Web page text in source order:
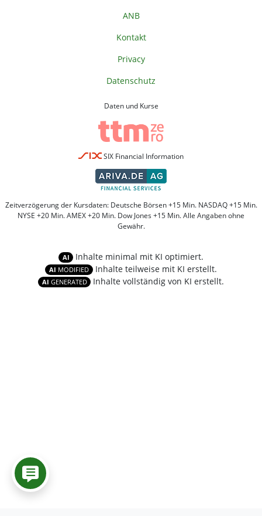
ANB
Kontakt
Privacy
Datenschutz
Daten und Kurse
SIX Financial Information
Zeitverzögerung der Kursdaten: Deutsche Börsen +15 Min. NASDAQ +15 Min.
NYSE +20 Min. AMEX +20 Min. Dow Jones +15 Min. Alle Angaben ohne
Gewähr.
AI Inhalte minimal mit KI optimiert.
AI MODIFIED Inhalte teilweise mit KI erstellt.
AI GENERATED Inhalte vollständig von KI erstellt.